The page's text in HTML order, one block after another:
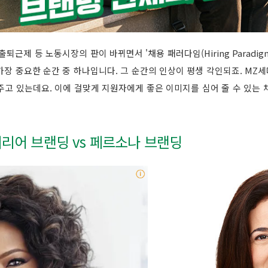
퇴근제 등 노동시장의 판이 바뀌면서 '채용 패러다임(Hiring
중요한 순간 중 하나입니다. 그 순간의 인상이 평생 각인되죠. MZ
고 있는데요. 이에 걸맞게 지원자에게 좋은 이미지를 심어 줄 수 있는
어 브랜딩 vs 페르소나 브랜딩